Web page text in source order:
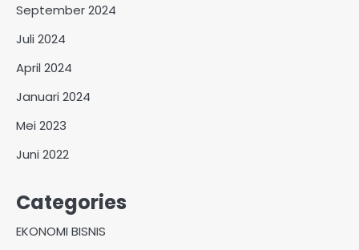
September 2024
Juli 2024
April 2024
Januari 2024
Mei 2023
Juni 2022
Categories
EKONOMI BISNIS